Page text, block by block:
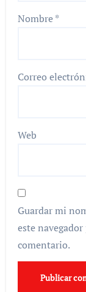
Nombre*
Correo
Web
Guardar mi
este
comentario.